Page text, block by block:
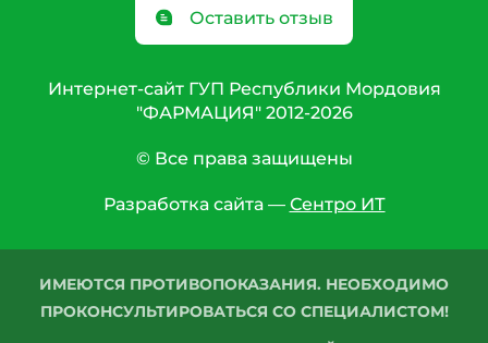
Оставить отзыв
Интернет-сайт ГУП Республики Мордовия
"ФАРМАЦИЯ" 2012-2026
© Все права защищены
Разработка сайта — Сентро ИТ
ИМЕЮТСЯ ПРОТИВОПОКАЗАНИЯ. НЕОБХОДИМО
ПРОКОНСУЛЬТИРОВАТЬСЯ СО СПЕЦИАЛИСТОМ!